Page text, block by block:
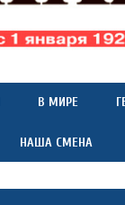
В МИРЕ
НАША СМЕНА